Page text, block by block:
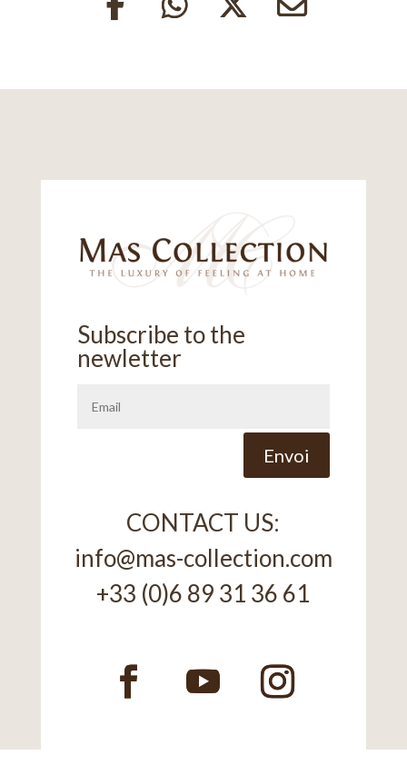
Subscribe to the
newletter
Envoi
CONTACT US:
info@mas-collection.com
+33 (0)6 89 31 36 61